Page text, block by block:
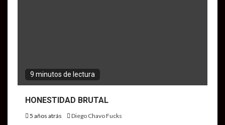
9 minutos de lectura
HONESTIDAD BRUTAL
5 años atrás Diego Chavo Fucks